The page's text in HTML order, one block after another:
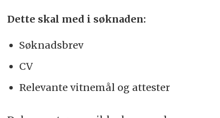
Dette skal med i søknaden:
Søknadsbrev
CV
Relevante vitnemål og attester